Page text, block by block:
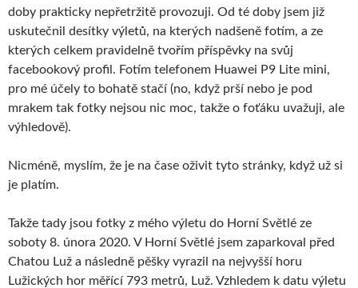
doby prakticky nepřetržitě provozuji. Od té doby jsem již
uskutečnil desítky výletů, na kterých nadšeně fotím, a ze
kterých celkem pravidelně tvořím příspěvky na svůj
facebookový profil. Fotím telefonem Huawei P9 Lite mini,
pro mé účely to bohatě stačí (no, když prší nebo je pod
mrakem tak fotky nejsou nic moc, takže o foťáku uvažuji, ale
výhledově).
Nicméně, myslím, že je na čase oživit tyto stránky, když už si
je platím.
Takže tady jsou fotky z mého výletu do Horní Světlé ze
soboty 8. února 2020. V Horní Světlé jsem zaparkoval před
Chatou Luž a následně pěšky vyrazil na nejvyšší horu
Lužických hor měřící 793 metrů, Luž. Vzhledem k datu výletu